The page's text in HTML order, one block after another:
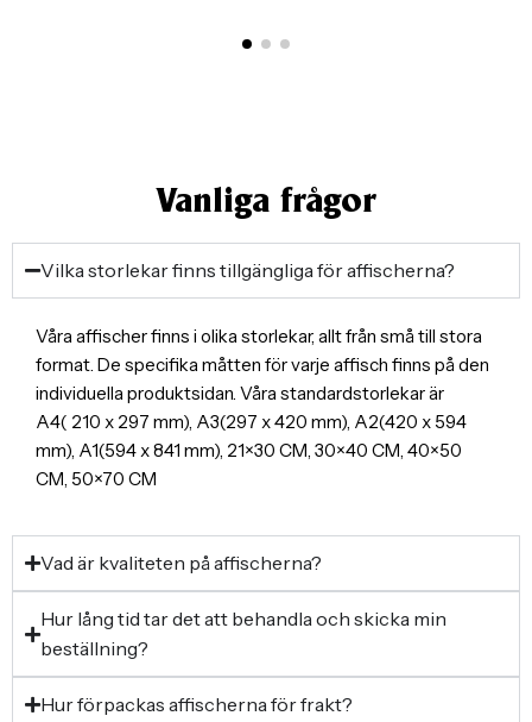
Vanliga frågor
Vilka storlekar finns tillgängliga för affischerna?
Våra affischer finns i olika storlekar, allt från små till stora
format. De specifika måtten för varje affisch finns på den
individuella produktsidan. Våra standardstorlekar är
A4( 210 x 297 mm), A3(297 x 420 mm), A2(420 x 594
mm), A1(594 x 841 mm), 21×30 CM, 30×40 CM, 40×50
CM, 50×70 CM
Vad är kvaliteten på affischerna?
Hur lång tid tar det att behandla och skicka min
beställning?
Hur förpackas affischerna för frakt?